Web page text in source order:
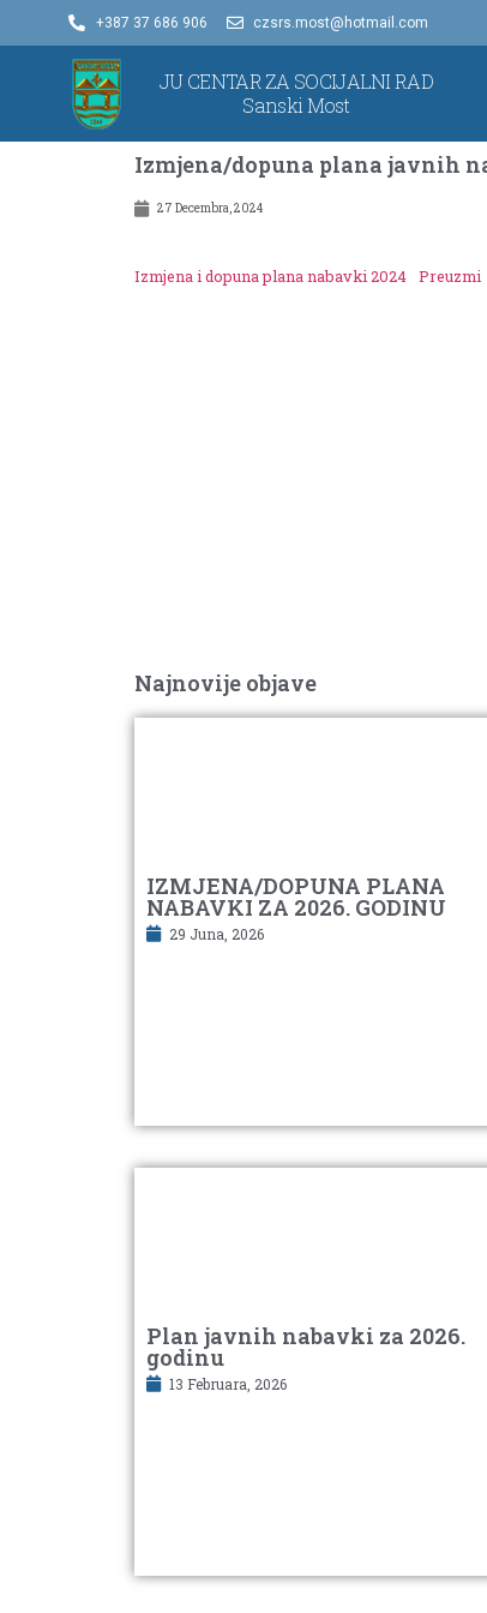
+387 37 686 906 czsrs.most@hotmail.com
JU CENTAR ZA SOCIJALNI RAD
Sanski Most
Izmjena/dopuna plana javnih
27 Decembra, 2024
Izmjena i dopuna plana nabavki 2024 Preuzmi
Najnovije objave
IZMJENA/DOPUNA PLANA
NABAVKI ZA 2026. GODINU
29 Juna, 2026
Plan javnih nabavki za 2026.
godinu
13 Februara, 2026